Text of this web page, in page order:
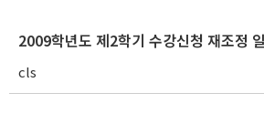
2009학년도 제2학기 수강신청 재조정
cls